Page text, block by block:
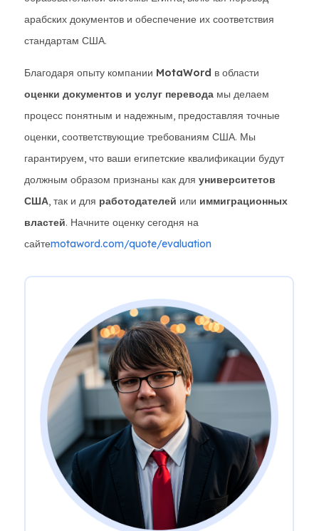
арабских документов и обеспечение их соответствия
стандартам США.
Благодаря опыту компании MotaWord в области
оценки документов и услуг перевода мы делаем
процесс понятным и надежным, предоставляя точные
оценки, соответствующие требованиям США. Мы
гарантируем, что ваши египетские квалификации будут
должным образом признаны как для университетов
США, так и для работодателей или иммиграционных
властей. Начните оценку сегодня на
сайтеmotaword.com/quote/evaluation